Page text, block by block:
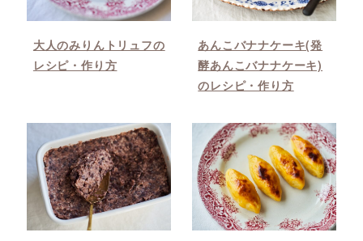
大人のみりんトリュフの
レシピ・作り方
あんこバナナケーキ(発
酵あんこバナナケーキ)
のレシピ・作り方